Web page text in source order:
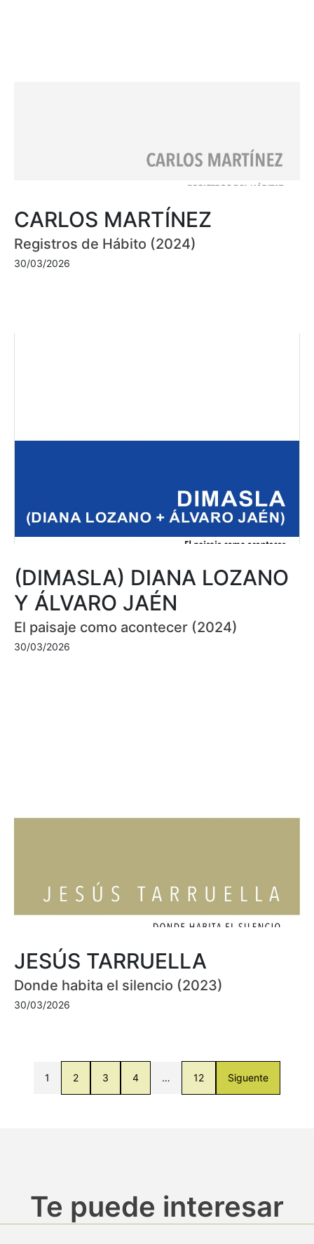
CARLOS MARTÍNEZ
Registros de Hábito (2024)
30/03/2026
(DIMASLA) DIANA LOZANO
Y ÁLVARO JAÉN
El paisaje como acontecer (2024)
30/03/2026
JESÚS TARRUELLA
Donde habita el silencio (2023)
30/03/2026
1 2 3 4 … 12 Siguente
Te puede interesar